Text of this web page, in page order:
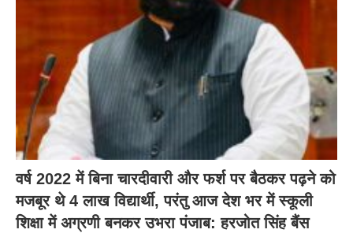
वर्ष 2022 में बिना चारदीवारी और फर्श पर बैठकर पढ़ने को
मजबूर थे 4 लाख विद्यार्थी, परंतु आज देश भर में स्कूली
शिक्षा में अग्रणी बनकर उभरा पंजाब: हरजोत सिंह बैंस